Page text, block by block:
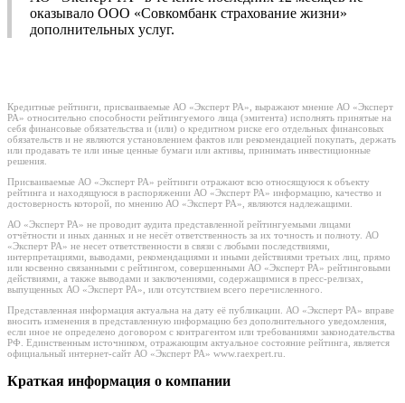
оказывало ООО «Совкомбанк страхование жизни»
дополнительных услуг.
Кредитные рейтинги, присваиваемые АО «Эксперт РА», выражают мнение АО «Эксперт
РА» относительно способности рейтингуемого лица (эмитента) исполнять принятые на
себя финансовые обязательства и (или) о кредитном риске его отдельных финансовых
обязательств и не являются установлением фактов или рекомендацией покупать, держать
или продавать те или иные ценные бумаги или активы, принимать инвестиционные
решения.
Присваиваемые АО «Эксперт РА» рейтинги отражают всю относящуюся к объекту
рейтинга и находящуюся в распоряжении АО «Эксперт РА» информацию, качество и
достоверность которой, по мнению АО «Эксперт РА», являются надлежащими.
АО «Эксперт РА» не проводит аудита представленной рейтингуемыми лицами
отчётности и иных данных и не несёт ответственность за их точность и полноту. АО
«Эксперт РА» не несет ответственности в связи с любыми последствиями,
интерпретациями, выводами, рекомендациями и иными действиями третьих лиц, прямо
или косвенно связанными с рейтингом, совершенными АО «Эксперт РА» рейтинговыми
действиями, а также выводами и заключениями, содержащимися в пресс-релизах,
выпущенных АО «Эксперт РА», или отсутствием всего перечисленного.
Представленная информация актуальна на дату её публикации. АО «Эксперт РА» вправе
вносить изменения в представленную информацию без дополнительного уведомления,
если иное не определено договором с контрагентом или требованиями законодательства
РФ. Единственным источником, отражающим актуальное состояние рейтинга, является
официальный интернет-сайт АО «Эксперт РА» www.raexpert.ru.
Краткая информация о компании